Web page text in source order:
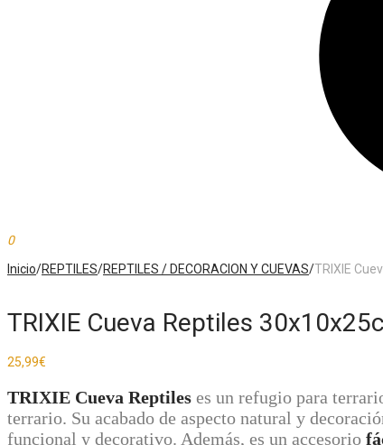
0
Inicio/REPTILES/REPTILES / DECORACION Y CUEVAS/TRIXIE
TRIXIE Cueva Reptiles
25,99€
TRIXIE Cueva Reptiles es un refugio para
terrario. Su acabado de aspecto natural y
funcional y decorativo. Además, es un accesorio